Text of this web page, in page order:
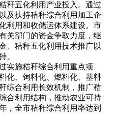
五化利用产业投入。通过
及扶持秸秆综合利用加工企
利用和收储运体系建设。市
关部门的资金争取力度，继
、秸秆五化利用技术推广以
。
施秸秆综合利用重点项
化、饲料化、燃料化、基料
综合利用长效机制，推广秸
合利用结构，推动农业可持
，全市秸秆综合利用率达到